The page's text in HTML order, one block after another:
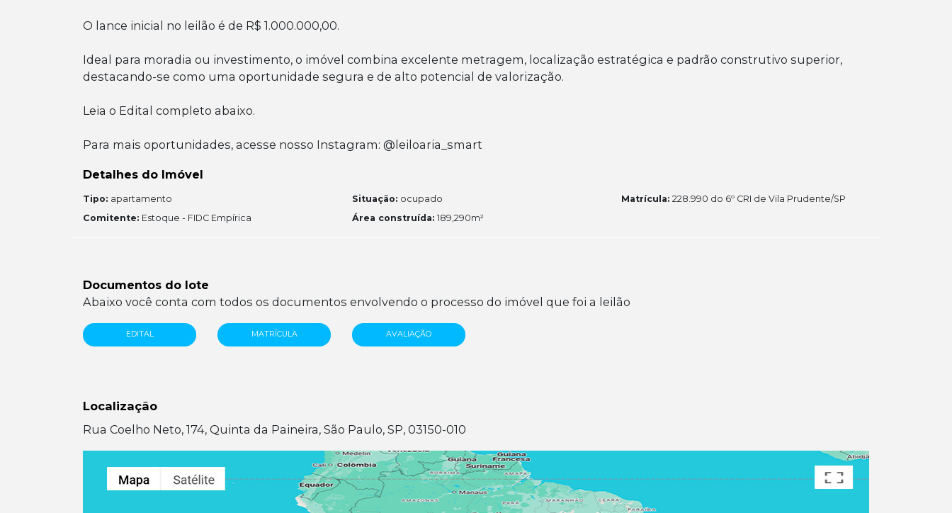
O lance inicial no leilão é de R$ 1.000.000,00.
Ideal para moradia ou investimento, o imóvel combina excelente metragem, localização estratégica e padrão construtivo superior,
destacando-se como uma oportunidade segura e de alto potencial de valorização.
Leia o Edital completo abaixo.
Para mais oportunidades, acesse nosso Instagram: @leiloaria_smart
Detalhes do Imóvel
Tipo: apartamento Situação: ocupado Matrícula: 228.990 do 6º CRI de Vila Prudente/SP
Comitente: Estoque - FIDC Empírica Área construída: 189,290m²
Documentos do lote
Abaixo você conta com todos os documentos envolvendo o processo do imóvel que foi a leilão
EDITAL MATRÍCULA AVALIAÇÃO
Localização
Rua Coelho Neto, 174, Quinta da Paineira, São Paulo, SP, 03150-010